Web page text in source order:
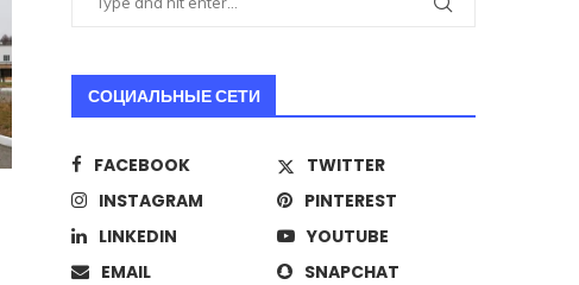
Стало известно о разработке в
ИИ научили печатать
СОЦИАЛЬНЫЕ СЕТИ
FACEBOOK
TWITTER
INSTAGRAM
PINTEREST
LINKEDIN
YOUTUBE
EMAIL
SNAPCHAT